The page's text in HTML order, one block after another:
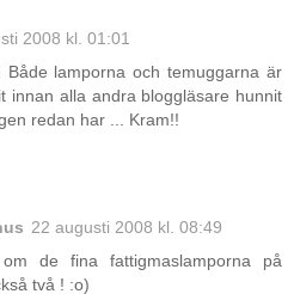
2008 kl. 01:01
Både lamporna och temuggarna är
innan alla andra bloggläsare hunnit
redan har ... Kram!!
22 augusti 2008 kl. 08:49
de fina fattigmaslamporna på
två ! :o)